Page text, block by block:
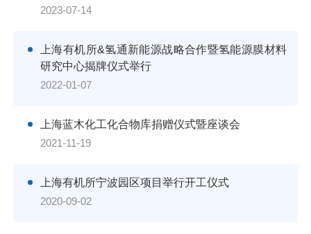
2023-07-14
上海有机所&氢通新能源战略合作暨氢能源膜材料
研究中心揭牌仪式举行
2022-01-07
上海蓝木化工化合物库捐赠仪式暨座谈会
2021-11-19
上海有机所宁波园区项目举行开工仪式
2020-09-02